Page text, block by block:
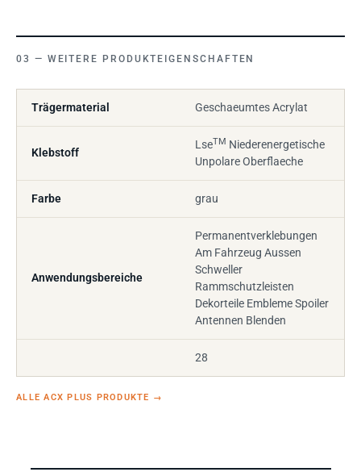
WEITERE PRODUKTEIGENSCHAFTEN
Trägermaterial Geschaeumtes Acrylat
Klebstoff
LseTM Niederenergetische
Unpolare Oberflaeche
Farbe grau
Anwendungsbereiche
Permanentverklebungen
Am Fahrzeug Aussen
Schweller
Rammschutzleisten
Dekorteile Embleme Spoiler
Antennen Blenden
28
ALLE ACX PLUS PRODUKTE →